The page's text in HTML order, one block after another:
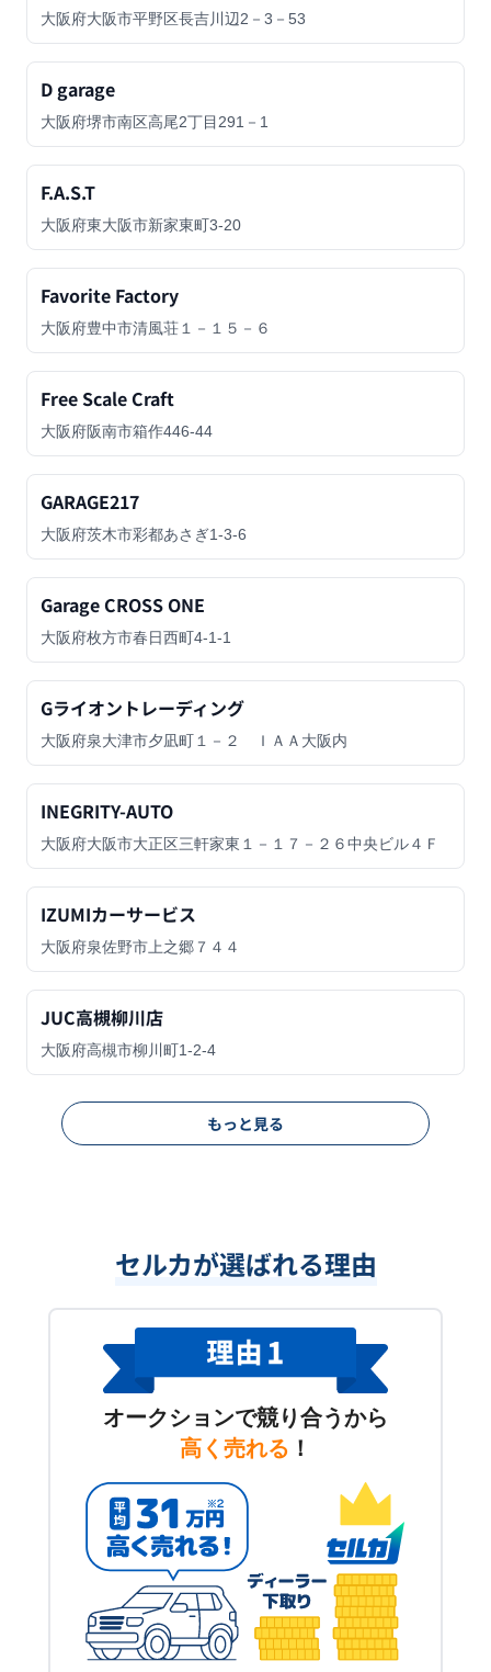
大阪府大阪市平野区長吉川辺2－3－53
D garage
大阪府堺市南区高尾2丁目291－1
F.A.S.T
大阪府東大阪市新家東町3-20
Favorite Factory
大阪府豊中市清風荘１－１５－６
Free Scale Craft
大阪府阪南市箱作446-44
GARAGE217
大阪府茨木市彩都あさぎ1-3-6
Garage CROSS ONE
大阪府枚方市春日西町4-1-1
Gライオントレーディング
大阪府泉大津市夕凪町１－２ ＩＡＡ大阪内
INEGRITY-AUTO
大阪府大阪市大正区三軒家東１－１７－２６中央ビル４Ｆ
IZUMIカーサービス
大阪府泉佐野市上之郷７４４
JUC高槻柳川店
大阪府高槻市柳川町1-2-4
もっと見る
セルカが選ばれる理由
オークションで競り合うから
高く売れる ！